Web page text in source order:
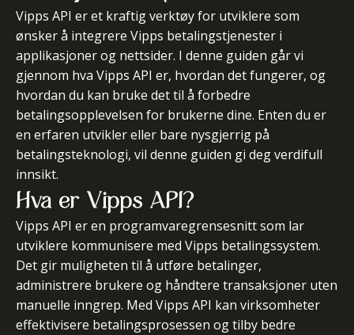
Vipps API er et kraftig verktøy for utviklere som
ønsker å integrere Vipps betalingstjenester i
applikasjoner og nettsider. I denne guiden går vi
gjennom hva Vipps API er, hvordan det fungerer, og
hvordan du kan bruke det til å forbedre
betalingsopplevelsen for brukerne dine. Enten du er
en erfaren utvikler eller bare nysgjerrig på
betalingsteknologi, vil denne guiden gi deg verdifull
innsikt.
Hva er Vipps API?
Vipps API er en programvaregrensesnitt som lar
utviklere kommunisere med Vipps betalingssystem.
Det gir muligheten til å utføre betalinger,
administrere brukere og håndtere transaksjoner uten
manuelle inngrep. Med Vipps API kan virksomheter
effektivisere betalingsprosessen og tilby bedre